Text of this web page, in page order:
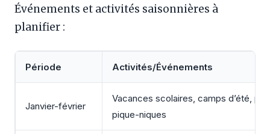
Événements et activités saisonnières à
planifier :
Période Activités/Événements
Janvier-février
Vacances scolaires, camps d’été,
pique-niques